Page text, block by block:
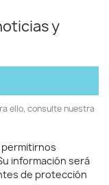
y
ello, consulte nuestra
información será
de protección